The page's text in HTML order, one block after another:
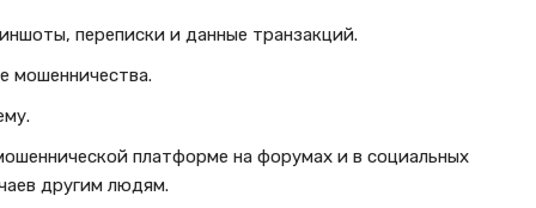
переписки и данные транзакций.
мошенничества.
платформе на форумах и в социальных
другим людям.